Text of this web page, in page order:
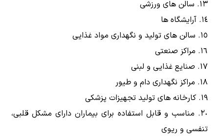
سالن های ورزشی
آرایشگاه ها
سالن های تولید و نگهداری مواد غذایی
مراکز صنعتی
صنایع غذایی و لبنی
مراکز نگهداری دام و طیور
کارخانه های تولید تجهیزات پزشکی
مناسب و قابل استفاده برای بیماران دارای مشکل قلبی،
تنفسی و ریوی